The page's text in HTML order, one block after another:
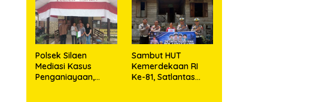
Polsek Silaen
Mediasi Kasus
Penganiayaan,
Sambut HUT
Kemerdekaan RI
Ke-81, Satlantas